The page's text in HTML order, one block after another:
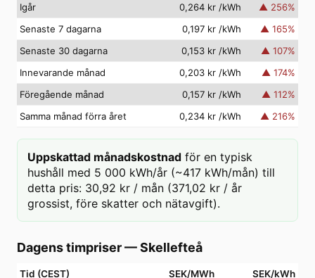
Igår
0,264 kr /kWh ▲ 256%
Senaste 7 dagarna
0,197 kr /kWh ▲ 165%
Senaste 30 dagarna
0,153 kr /kWh ▲ 107%
Innevarande månad
0,203 kr /kWh ▲ 174%
Föregående månad
0,157 kr /kWh ▲ 112%
Samma månad förra året
0,234 kr /kWh ▲ 216%
Uppskattad månadskostnad för en typisk
hushåll med 5 000 kWh/år (~417 kWh/mån) till
detta pris: 30,92 kr / mån (371,02 kr / år
grossist, före skatter och nätavgift).
Dagens timpriser—Skellefteå
Tid (CEST) SEK/MWh SEK/kWh